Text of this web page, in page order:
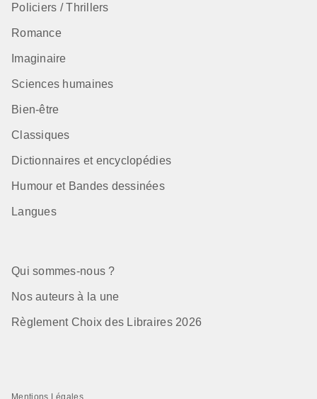
Policiers / Thrillers
Romance
Imaginaire
Sciences humaines
Bien-être
Classiques
Dictionnaires et encyclopédies
Humour et Bandes dessinées
Langues
Qui sommes-nous ?
Nos auteurs à la une
Règlement Choix des Libraires 2026
Mentions Légales